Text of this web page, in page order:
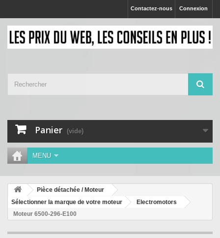
Connexion
Contactez-nous
Panier (vide)
MENU
Pièce détachée / Moteur
Sélectionner la marque de votre moteur
Electromotors
Moteur 6500-296-E100